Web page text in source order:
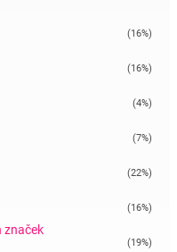
(16%)
(16%)
(4%)
(7%)
(22%)
(16%)
značek
(19%)